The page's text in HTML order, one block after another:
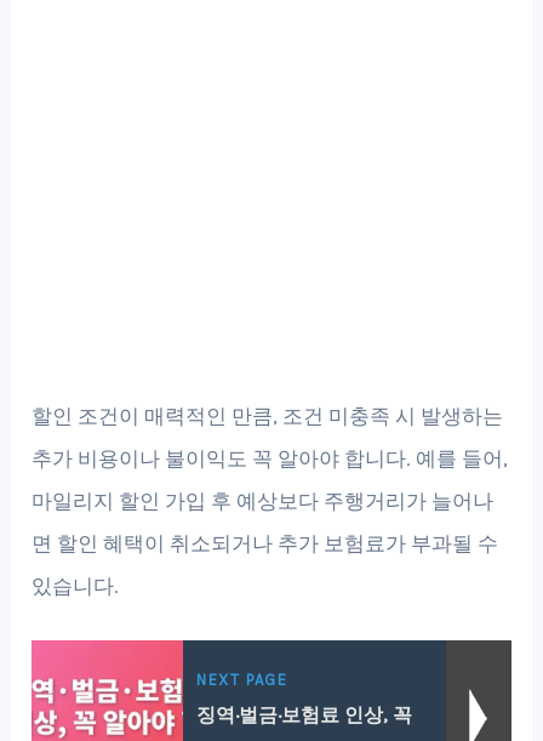
할인 조건이 매력적인 만큼, 조건 미충족 시 발생하는
추가 비용이나 불이익도 꼭 알아야 합니다. 예를 들어,
마일리지 할인 가입 후 예상보다 주행거리가 늘어나
면 할인 혜택이 취소되거나 추가 보험료가 부과될 수
있습니다.
NEXT PAGE
징역·벌금·보험료 인상, 꼭